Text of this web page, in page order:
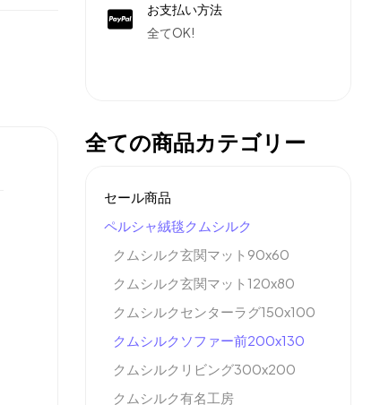
お支払い方法
全てOK!
全ての商品カテゴリー
セール商品
ペルシャ絨毯クムシルク
クムシルク玄関マット90x60
クムシルク玄関マット120x80
クムシルクセンターラグ150x100
クムシルクソファー前200x130
クムシルクリビング300x200
クムシルク有名工房